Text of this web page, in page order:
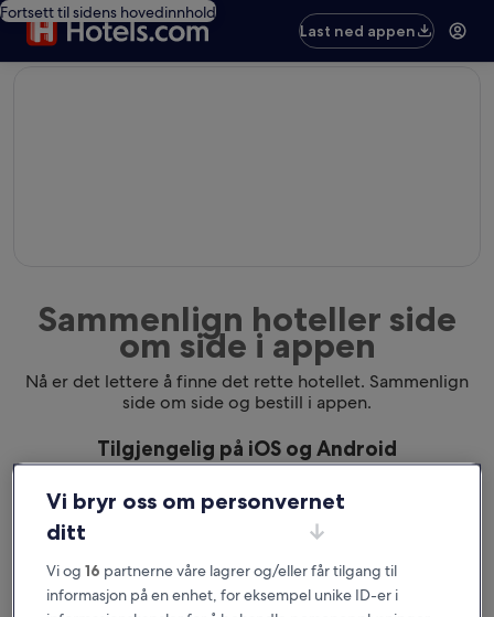
Fortsett til sidens hovedinnhold
Last ned appen
Sammenlign hoteller side
om side i appen
Nå er det lettere å finne det rette hotellet. Sammenlign
side om side og bestill i appen.
Tilgjengelig på iOS og Android
Vi bryr oss om personvernet
ditt
Vi og 16 partnerne våre lagrer og/eller får tilgang til
informasjon på en enhet, for eksempel unike ID-er i